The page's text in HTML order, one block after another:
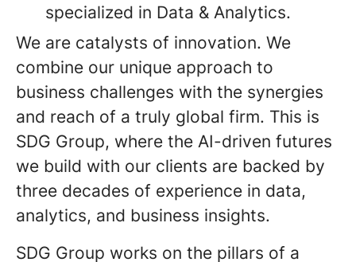
specialized in Data & Analytics.
We are catalysts of innovation. We
combine our unique approach to
business challenges with the synergies
and reach of a truly global firm. This is
SDG Group, where the AI-driven futures
we build with our clients are backed by
three decades of experience in data,
analytics, and business insights.
SDG Group works on the pillars of a